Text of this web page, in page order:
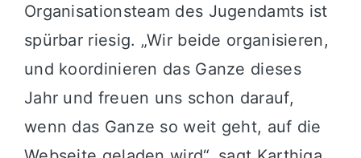
Organisationsteam des Jugendamts ist
spürbar riesig. „Wir beide organisieren,
und koordinieren das Ganze dieses
Jahr und freuen uns schon darauf,
wenn das Ganze so weit geht, auf die